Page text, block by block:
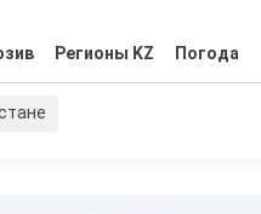
Регионы KZ Погода